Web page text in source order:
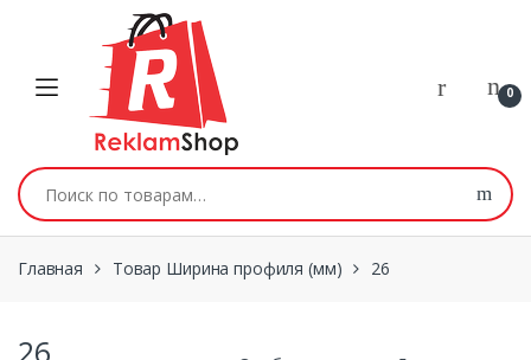
Перейти к навигации
0
Искать:
Главная Товар Ширина профиля (мм) 26
26